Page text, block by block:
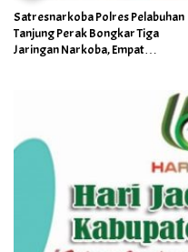
Satpam SMAN 1 Rogojampi Bantu
Amankan Terduga Pengedar
Narkoba, Kasus Ditangani Polisi